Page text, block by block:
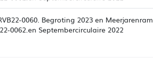
0060. Begroting 2023 en
0062.en Septembercirculaire 2022